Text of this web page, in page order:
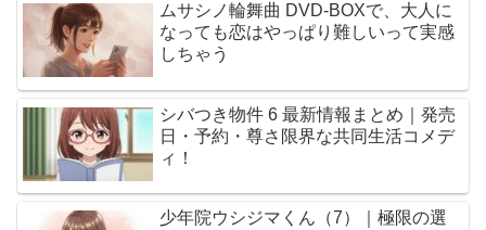
ムサシノ輪舞曲 DVD-BOXで、大人に
なっても恋はやっぱり難しいって実感
しちゃう
シバつき物件 6 最新情報まとめ｜発売
日・予約・尊さ限界な共同生活コメデ
ィ！
少年院ウシジマくん（7）｜極限の選